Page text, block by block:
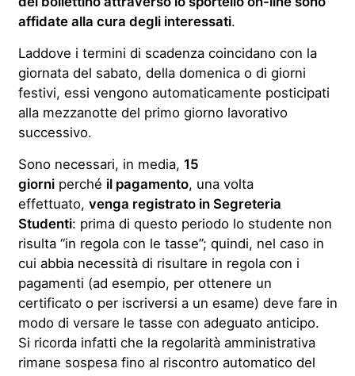
affidate alla cura degli interessati.
Laddove i termini di scadenza coincidano con la
giornata del sabato, della domenica o di giorni
festivi, essi vengono automaticamente posticipati
alla mezzanotte del primo giorno lavorativo
successivo.
Sono necessari, in media, 15
giorniperché il pagamento, una volta
effettuato, venga registrato in Segreteria
Studenti: prima di questo periodo lo studente non
risulta “in regola con le tasse”; quindi, nel caso in
cui abbia necessità di risultare in regola con i
pagamenti (ad esempio, per ottenere un
certificato o per iscriversi a un esame) deve fare in
modo di versare le tasse con adeguato anticipo.
Si ricorda infatti che la regolarità amministrativa
rimane sospesa fino al riscontro automatico del